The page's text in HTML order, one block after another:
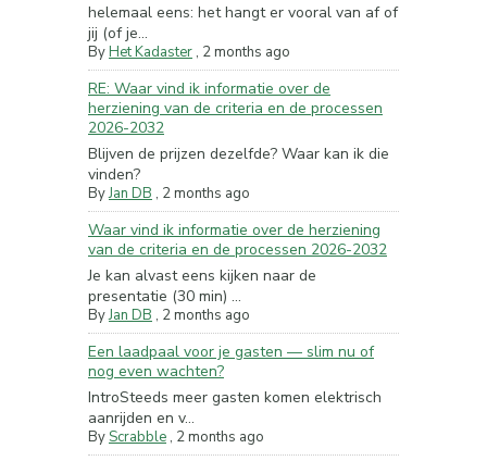
helemaal eens: het hangt er vooral van af of
jij (of je...
ByHet Kadaster , 2 months ago
RE: Waar vind ik informatie over de
herziening van de criteria en de processen
2026-2032
Blijven de prijzen dezelfde? Waar kan ik die
vinden?
ByJan DB , 2 months ago
Waar vind ik informatie over de herziening
van de criteria en de processen 2026-2032
Je kan alvast eens kijken naar de
presentatie (30 min) ...
ByJan DB , 2 months ago
Een laadpaal voor je gasten — slim nu of
nog even wachten?
IntroSteeds meer gasten komen elektrisch
aanrijden en v...
ByScrabble , 2 months ago